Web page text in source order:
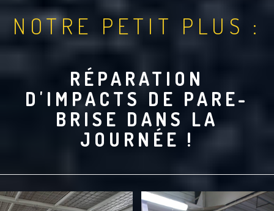
NOTRE PETIT PLUS :
RÉPARATION
D'IMPACTS DE PARE-
BRISE DANS LA
JOURNÉE !